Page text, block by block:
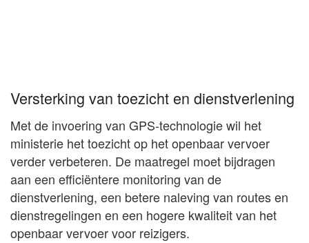
Versterking van toezicht en dienstverlening
Met de invoering van GPS-technologie wil het
ministerie het toezicht op het openbaar vervoer
verder verbeteren. De maatregel moet bijdragen
aan een efficiëntere monitoring van de
dienstverlening, een betere naleving van routes en
dienstregelingen en een hogere kwaliteit van het
openbaar vervoer voor reizigers.